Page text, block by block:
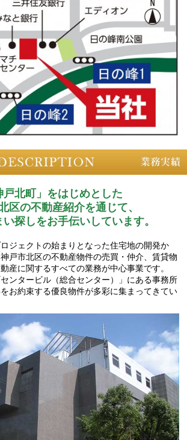
戸北町」をはじめとした
区の不動産紹介を通じて、
探しをお手伝いしています。
ロジェクトの始まりとなった住宅地の開発か
戸市北区の不動産物件の売買・仲介、賃貸物
産に関するすべての業務が中心事業です。
ンタービル（総合センター）」にある事務所
お約束する優良物件が多彩に集まってきてい